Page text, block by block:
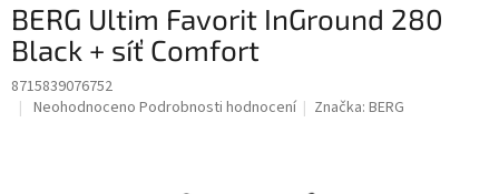
BERG Ultim Favorit InGround 280
Black + síť Comfort
8715839076752
Průměrné
Neohodnoceno Podrobnosti hodnocení Značka:BERG